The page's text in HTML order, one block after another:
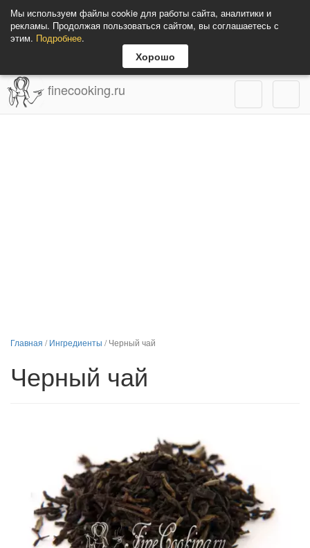
Мы используем файлы cookie для работы сайта, аналитики и
рекламы. Продолжая пользоваться сайтом, вы соглашаетесь с
этим. Подробнее.
Хорошо
finecooking.ru
Главная /Ингредиенты /Черный чай
Черный чай